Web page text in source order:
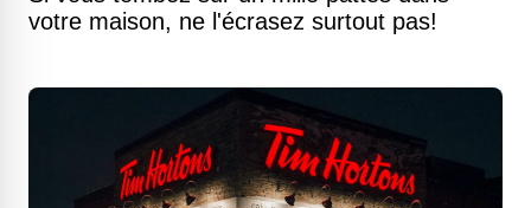
votre maison, ne l'écrasez surtout pas!